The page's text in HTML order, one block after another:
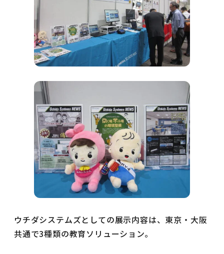
ウチダシステムズとしての展示内容は、東京・大阪
共通で3種類の教育ソリューション。